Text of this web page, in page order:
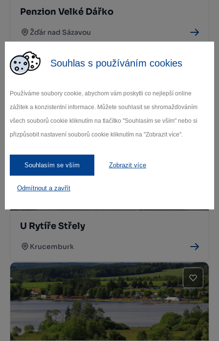
Souhlas s používáním cookies
Používáme soubory cookie, abychom vám poskytli co nejlepší online
zážitek a konzistentní informace. Můžete souhlasit se shromažďováním
všech souborů cookie kliknutím na tlačítko "Souhlasím se vším" nebo si
přizpůsobit nastavení souborů cookie kliknutím na "Zobrazit více".
Souhlasím se vším Zobrazit více
Odmítnout a zavřít
Penzion Velké Dářko
Žďár nad Sázavou
Kde se ubytovat
U Rytíře Střely
Krucemburk